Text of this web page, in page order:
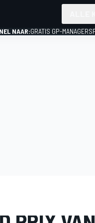
NAAR:GRATIS GP-